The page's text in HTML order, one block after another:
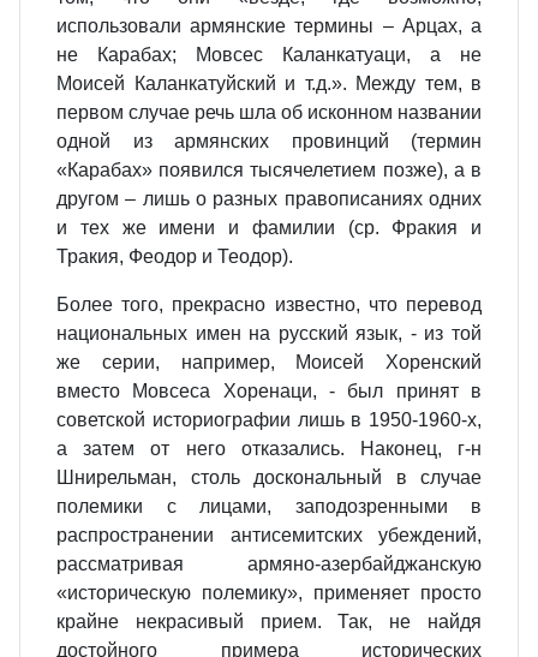
использовали армянские термины – Арцах, а
не Карабах; Мовсес Каланкатуаци, а не
Моисей Каланкатуйский и т.д.». Между тем, в
первом случае речь шла об исконном названии
одной из армянских провинций (термин
«Карабах» появился тысячелетием позже), а в
другом – лишь о разных правописаниях одних
и тех же имени и фамилии (ср. Фракия и
Тракия, Феодор и Теодор).
Более того, прекрасно известно, что перевод
национальных имен на русский язык, - из той
же серии, например, Моисей Хоренский
вместо Мовсеса Хоренаци, - был принят в
советской историографии лишь в 1950-1960-х,
а затем от него отказались. Наконец, г-н
Шнирельман, столь доскональный в случае
полемики с лицами, заподозренными в
распространении антисемитских убеждений,
рассматривая армяно-азербайджанскую
«историческую полемику», применяет просто
крайне некрасивый прием. Так, не найдя
достойного примера исторических